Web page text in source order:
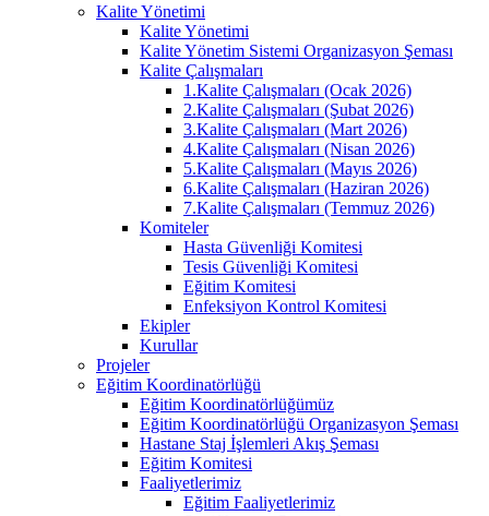
Kalite Yönetimi
Kalite Yönetimi
Kalite Yönetim Sistemi Organizasyon Şeması
Kalite Çalışmaları
1.Kalite Çalışmaları (Ocak 2026)
2.Kalite Çalışmaları (Şubat 2026)
3.Kalite Çalışmaları (Mart 2026)
4.Kalite Çalışmaları (Nisan 2026)
5.Kalite Çalışmaları (Mayıs 2026)
6.Kalite Çalışmaları (Haziran 2026)
7.Kalite Çalışmaları (Temmuz 2026)
Komiteler
Hasta Güvenliği Komitesi
Tesis Güvenliği Komitesi
Eğitim Komitesi
Enfeksiyon Kontrol Komitesi
Ekipler
Kurullar
Projeler
Eğitim Koordinatörlüğü
Eğitim Koordinatörlüğümüz
Eğitim Koordinatörlüğü Organizasyon Şeması
Hastane Staj İşlemleri Akış Şeması
Eğitim Komitesi
Faaliyetlerimiz
Eğitim Faaliyetlerimiz